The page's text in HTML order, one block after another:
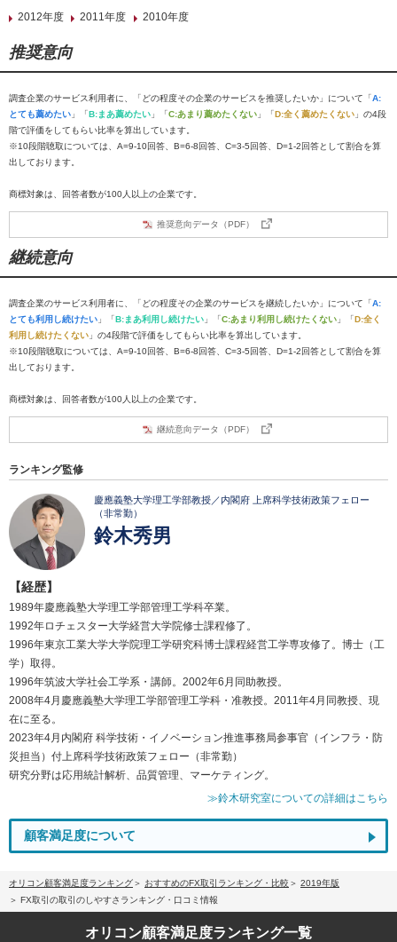
2012年度
2011年度 2010年度
推奨意向
調査企業のサービス利用者に、「どの程度その企業のサービスを推奨したいか」について「A:
とても薦めたい 」「B:まあ薦めたい 」「C:あまり薦めたくない 」「D:全く薦めたくない 」の4段
階で評価をしてもらい比率を算出しています。
※10段階聴取については、A=9-10回答、B=6-8回答、C=3-5回答、D=1-2回答として割合を算
出しております。
商標対象は、回答者数が100人以上の企業です。
推奨意向データ（PDF）
継続意向
調査企業のサービス利用者に、「どの程度その企業のサービスを継続したいか」について「A:
とても利用し続けたい 」「B:まあ利用し続けたい 」「C:あまり利用し続けたくない 」「D:全く
利用し続けたくない 」の4段階で評価をしてもらい比率を算出しています。
※10段階聴取については、A=9-10回答、B=6-8回答、C=3-5回答、D=1-2回答として割合を算
出しております。
商標対象は、回答者数が100人以上の企業です。
継続意向データ（PDF）
ランキング監修
慶應義塾大学理工学部教授／内閣府 上席科学技術政策フェロー
（非常勤）
鈴木秀男
【経歴】
1989年慶應義塾大学理工学部管理工学科卒業。
1992年ロチェスター大学経営大学院修士課程修了。
1996年東京工業大学大学院理工学研究科博士課程経営工学専攻修了。博士（工
学）取得。
1996年筑波大学社会工学系・講師。2002年6月同助教授。
2008年4月慶應義塾大学理工学部管理工学科・准教授。2011年4月同教授、現
在に至る。
2023年4月内閣府 科学技術・イノベーション推進事務局参事官（インフラ・防
災担当）付上席科学技術政策フェロー（非常勤）
研究分野は応用統計解析、品質管理、マーケティング。
≫鈴木研究室についての詳細はこちら
顧客満足度について
オリコン顧客満足度ランキング おすすめのFX取引ランキング・比較
2019年版
FX取引の取引のしやすさランキング・口コミ情報
オリコン顧客満足度ランキング一覧